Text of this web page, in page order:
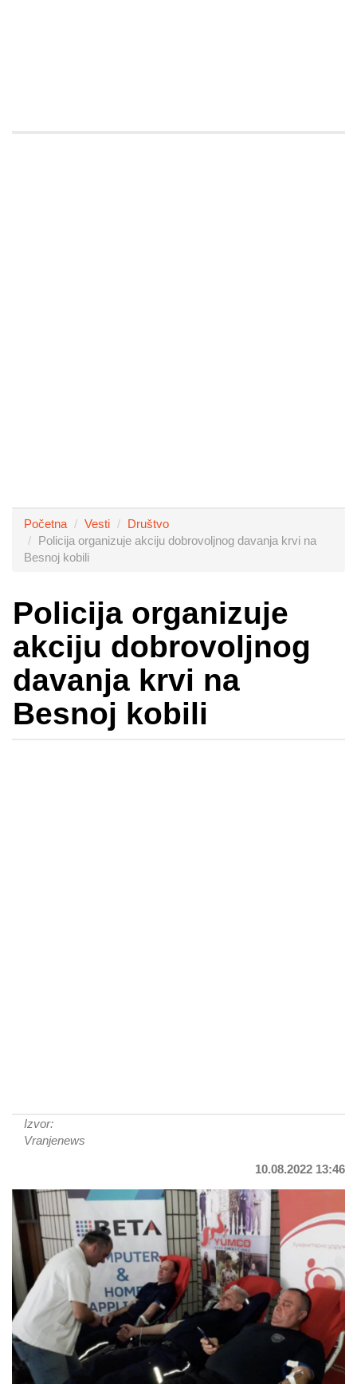
Početna Vesti
Društvo
Policija organizuje akciju dobrovoljnog davanja krvi na
Besnoj kobili
Policija organizuje
akciju dobrovoljnog
davanja krvi na
Besnoj kobili
Izvor:
Vranjenews
10.08.2022 13:46